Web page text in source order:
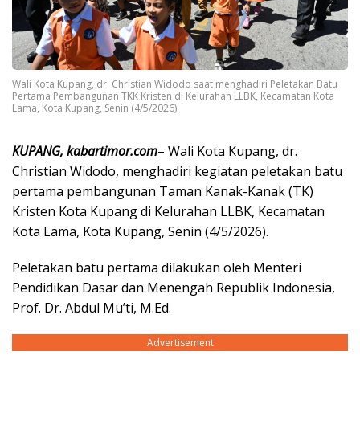
Wali Kota Kupang, dr. Christian Widodo saat menghadiri Peletakan Batu
Pertama Pembangunan TKK Kristen di Kelurahan LLBK, Kecamatan Kota
Lama, Kota Kupang, Senin (4/5/2026).
KUPANG, kabartimor.com– Wali Kota Kupang, dr.
Christian Widodo, menghadiri kegiatan peletakan batu
pertama pembangunan Taman Kanak-Kanak (TK)
Kristen Kota Kupang di Kelurahan LLBK, Kecamatan
Kota Lama, Kota Kupang, Senin (4/5/2026).
Peletakan batu pertama dilakukan oleh Menteri
Pendidikan Dasar dan Menengah Republik Indonesia,
Prof. Dr. Abdul Mu’ti, M.Ed.
Advertisement